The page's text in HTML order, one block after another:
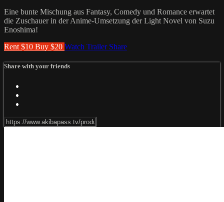
Eine bunte Mischung aus Fantasy, Comedy und Romance erwartet
die Zuschauer in der Anime-Umsetzung der Light Novel von Suzu
Enoshima!
Rent $10 Buy $20 Watch Trailer Share
Share with your friends